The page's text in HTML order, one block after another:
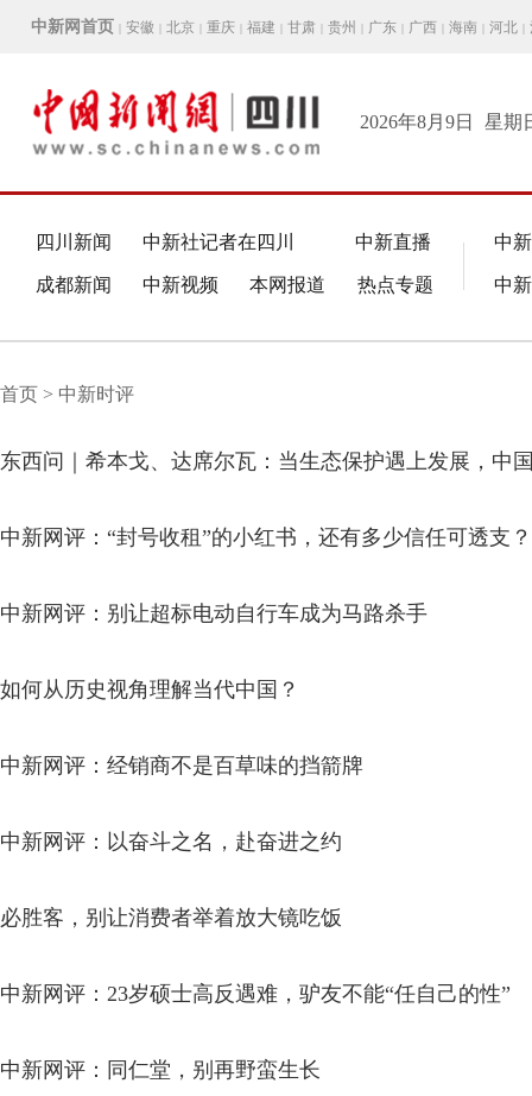
中新网首页 | 安徽 | 北京 | 重庆 | 福建 | 甘肃 | 贵州 | 广东 | 广西 | 海南 | 河北 |
2026年8月9日 星期
四川新闻 中新社记者在四川 中新直播
成都新闻 中新视频 本网报道 热点专题
中
中
首页 > 中新时评
东西问｜希本戈、达席尔瓦：当生态保护遇上发展，中
中新网评：“封号收租”的小红书，还有多少信任可透支？
中新网评：别让超标电动自行车成为马路杀手
如何从历史视角理解当代中国？
中新网评：经销商不是百草味的挡箭牌
中新网评：以奋斗之名，赴奋进之约
必胜客，别让消费者举着放大镜吃饭
中新网评：23岁硕士高反遇难，驴友不能“任自己的性”
中新网评：同仁堂，别再野蛮生长